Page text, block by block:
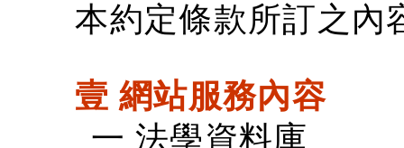
本約定條款所訂之內
壹 網站服務內容
一 法學資料庫